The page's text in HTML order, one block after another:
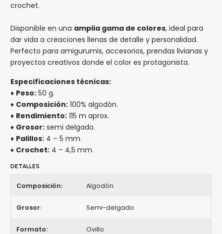
crochet.
Disponible en una amplia gama de colores, ideal para
dar vida a creaciones llenas de detalle y personalidad.
Perfecto para amigurumis, accesorios, prendas livianas y
proyectos creativos donde el color es protagonista.
Especificaciones técnicas:
♦ Peso: 50 g.
♦ Composición: 100% algodón.
♦ Rendimiento: 115 m aprox.
♦ Grosor: semi delgado.
♦ Palillos: 4 – 5 mm.
♦ Crochet: 4 – 4,5 mm.
DETALLES
Composición: Algodón
Grosor: Semi-delgado
Formato: Ovillo